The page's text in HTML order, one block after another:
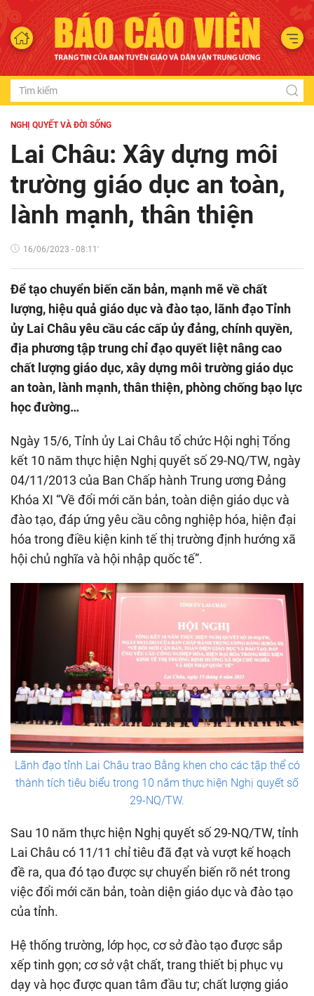
NGHỊ QUYẾT VÀ ĐỜI SỐNG
Lai Châu: Xây dựng môi
trường giáo dục an toàn,
lành mạnh, thân thiện
16/06/2023 - 08:11'
Để tạo chuyển biến căn bản, mạnh mẽ về chất
lượng, hiệu quả giáo dục và đào tạo, lãnh đạo Tỉnh
ủy Lai Châu yêu cầu các cấp ủy đảng, chính quyền,
địa phương tập trung chỉ đạo quyết liệt nâng cao
chất lượng giáo dục, xây dựng môi trường giáo dục
an toàn, lành mạnh, thân thiện, phòng chống bạo lực
học đường…
Ngày 15/6, Tỉnh ủy Lai Châu tổ chức Hội nghị Tổng
kết 10 năm thực hiện Nghị quyết số 29-NQ/TW, ngày
04/11/2013 của Ban Chấp hành Trung ương Đảng
Khóa XI “Về đổi mới căn bản, toàn diện giáo dục và
đào tạo, đáp ứng yêu cầu công nghiệp hóa, hiện đại
hóa trong điều kiện kinh tế thị trường định hướng xã
hội chủ nghĩa và hội nhập quốc tế”.
Lãnh đạo tỉnh Lai Châu trao Bằng khen cho các tập thể có
thành tích tiêu biểu trong 10 năm thực hiện Nghị quyết số
29-NQ/TW.
Sau 10 năm thực hiện Nghị quyết số 29-NQ/TW, tỉnh
Lai Châu có 11/11 chỉ tiêu đã đạt và vượt kế hoạch
đề ra, qua đó tạo được sự chuyển biến rõ nét trong
việc đổi mới căn bản, toàn diện giáo dục và đào tạo
của tỉnh.
Hệ thống trường, lớp học, cơ sở đào tạo được sắp
xếp tinh gọn; cơ sở vật chất, trang thiết bị phục vụ
dạy và học được quan tâm đầu tư; chất lượng giáo